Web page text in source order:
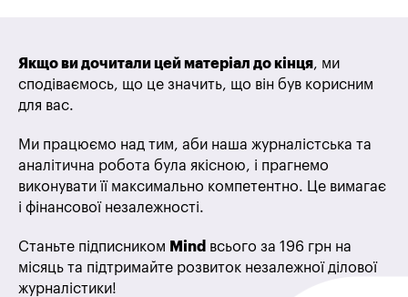
Якщо ви дочитали цей матеріал до кінця, ми
сподіваємось, що це значить, що він був корисним
для вас.
Ми працюємо над тим, аби наша журналістська та
аналітична робота була якісною, і прагнемо
виконувати її максимально компетентно. Це вимагає
і фінансової незалежності.
Станьте підписником Mind всього за 196 грн на
місяць та підтримайте розвиток незалежної ділової
журналістики!